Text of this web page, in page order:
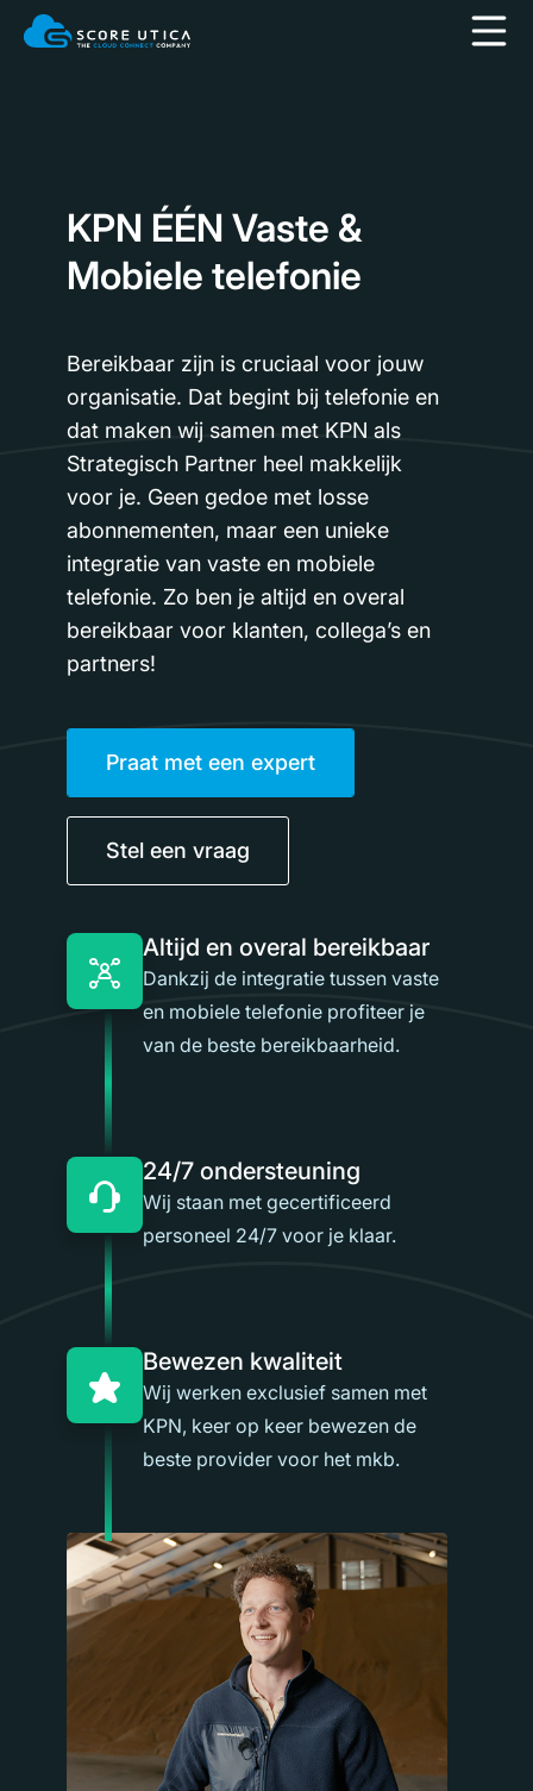
KPN ÉÉN Vaste &
Mobiele telefonie
Bereikbaar zijn is cruciaal voor jouw
organisatie. Dat begint bij telefonie en
dat maken wij samen met KPN als
Strategisch Partner heel makkelijk
voor je. Geen gedoe met losse
abonnementen, maar een unieke
integratie van vaste en mobiele
telefonie. Zo ben je altijd en overal
bereikbaar voor klanten, collega’s en
partners!
Praat met een expert
Stel een vraag
Altijd en overal bereikbaar
Dankzij de integratie tussen vaste
en mobiele telefonie profiteer je
van de beste bereikbaarheid.
24/7 ondersteuning
Wij staan met gecertificeerd
personeel 24/7 voor je klaar.
Bewezen kwaliteit
Wij werken exclusief samen met
KPN, keer op keer bewezen de
beste provider voor het mkb.